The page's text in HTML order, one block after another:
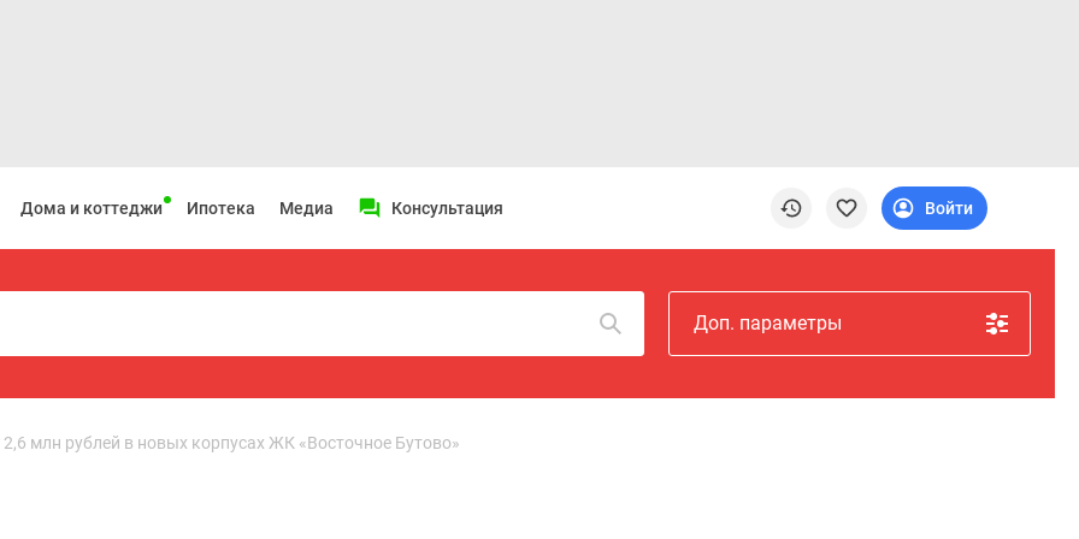
Дома и коттеджи Ипотека Медиа Консультация Войти
Доп. параметры
млн рублей в новых корпусах ЖК «Восточное Бутово»